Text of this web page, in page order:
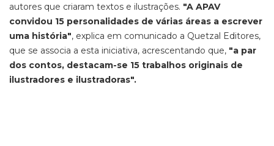
autores que criaram textos e ilustrações. "A APAV
convidou 15 personalidades de várias áreas a escrever
uma história", explica em comunicado a Quetzal Editores,
que se associa a esta iniciativa, acrescentando que, "a par
dos contos, destacam-se 15 trabalhos originais de
ilustradores e ilustradoras".